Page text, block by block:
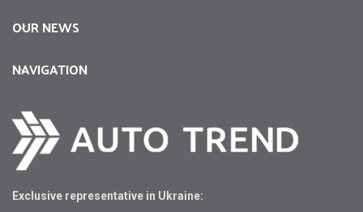
OUR NEWS
NAVIGATION
Exclusive representative in Ukraine: